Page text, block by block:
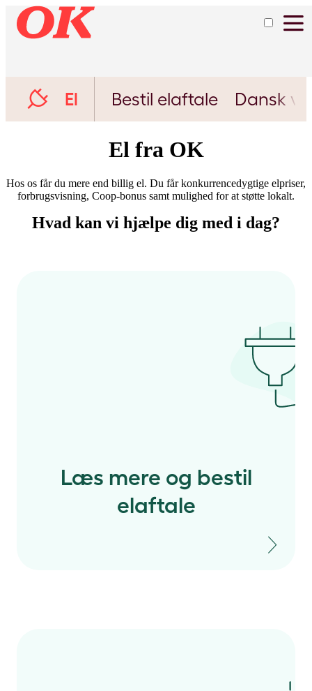
El Bestil elaftale Dansk
El fra OK
Hos os får du mere end billig el. Du får konkurrencedygtige elpriser,
forbrugsvisning, Coop-bonus samt mulighed for at støtte lokalt.
Hvad kan vi hjælpe dig med i dag?
Læs mere og bestil
elaftale